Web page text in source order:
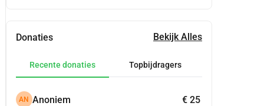
Donaties Bekijk Alles
Recente donaties Topbijdragers
AN Anoniem € 25